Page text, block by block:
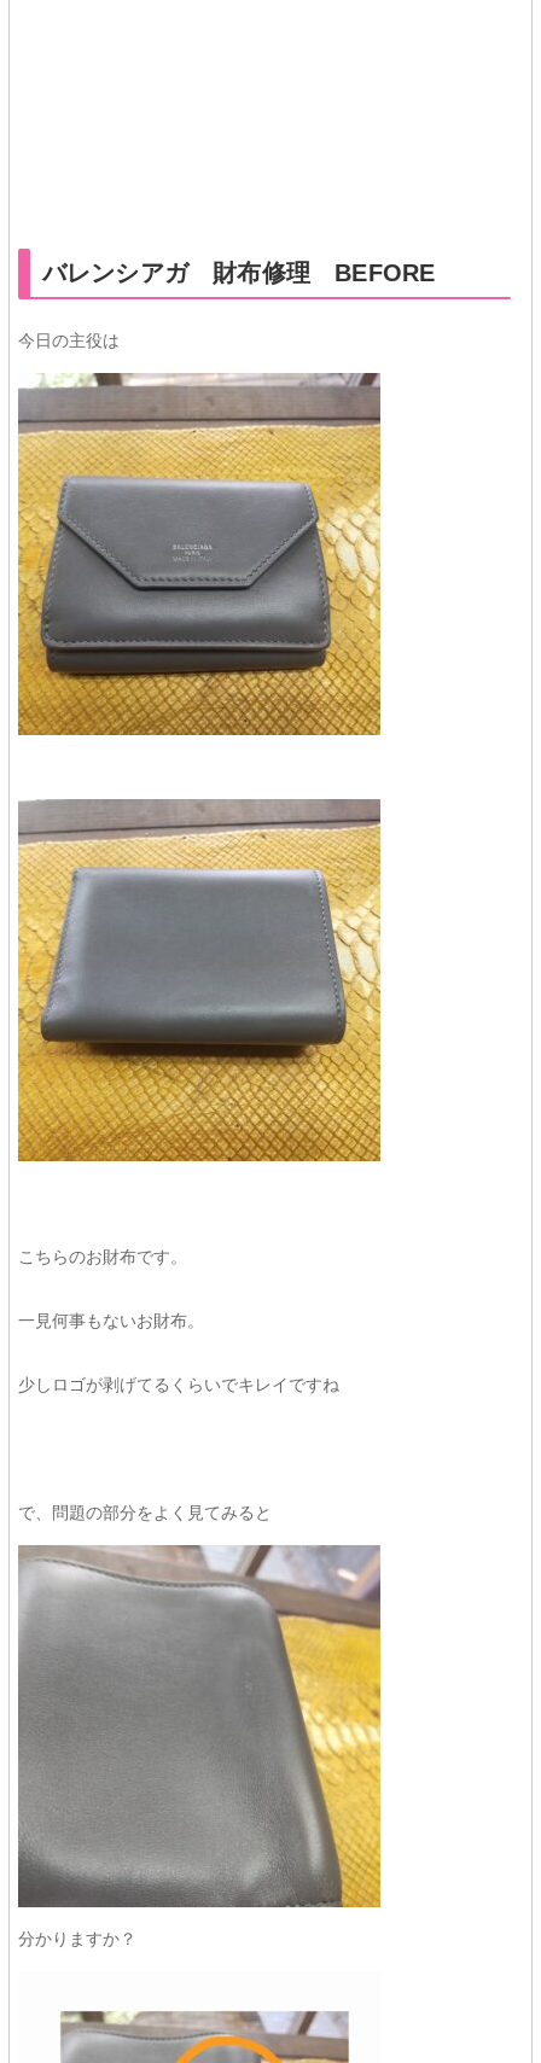
バレンシアガ 財布修理 BEFORE
今日の主役は
こちらのお財布です。
一見何事もないお財布。
少しロゴが剥げてるくらいでキレイですね
で、問題の部分をよく見てみると
分かりますか？